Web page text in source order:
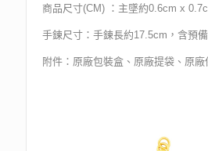
商品尺寸(CM) ：主墜約0.6cm x
手鍊尺寸：手鍊長約17.5cm，含預
附件：原廠包裝盒、原廠提袋、原廠